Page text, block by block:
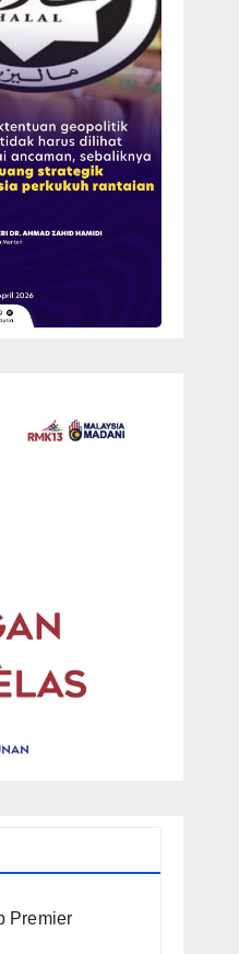
Premier